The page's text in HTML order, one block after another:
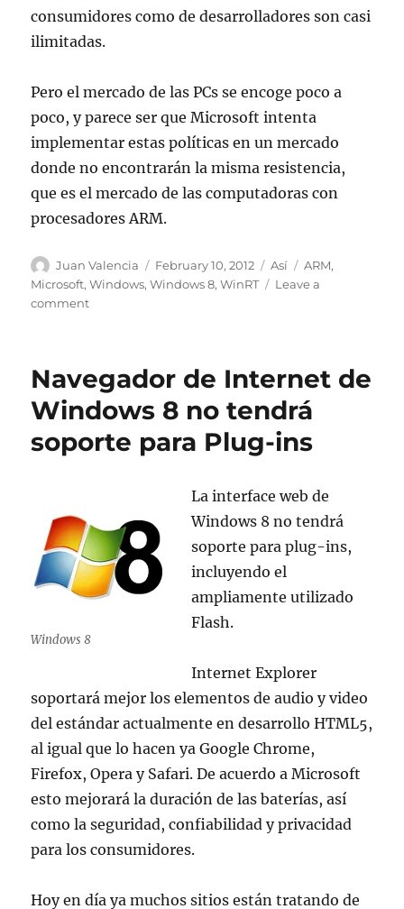
consumidores como de desarrolladores son casi
ilimitadas.
Pero el mercado de las PCs se encoge poco a
poco, y parece ser que Microsoft intenta
implementar estas políticas en un mercado
donde no encontrarán la misma resistencia,
que es el mercado de las computadoras con
procesadores ARM.
Author
Juan Valencia
Posted
on
February 10, 2012 Categories
Así Tags
ARM,
Microsoft,Windows,Windows 8,WinRT
Leave a
commenton
ARM
no
permitirá
instalar
programas
Navegador de Internet de
Windows 8 no tendrá
soporte para Plug-ins
Windows 8
La interface web de
Windows 8 no tendrá
soporte para plug-ins,
incluyendo el
ampliamente utilizado
Flash.
Internet Explorer
soportará mejor los elementos de audio y video
del estándar actualmente en desarrollo HTML5,
al igual que lo hacen ya Google Chrome,
Firefox, Opera y Safari. De acuerdo a Microsoft
esto mejorará la duración de las baterías, así
como la seguridad, confiabilidad y privacidad
para los consumidores.
Hoy en día ya muchos sitios están tratando de